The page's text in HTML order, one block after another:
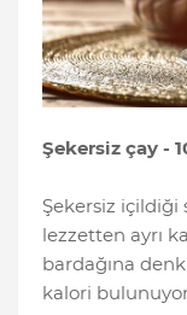
Şekersiz çay -
Şekersiz içildiği
lezzetten ayrı
bardağına
kalori